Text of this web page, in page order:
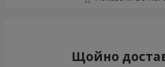
Щойно